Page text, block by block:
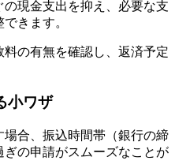
の現金支出を抑え、必要な支
きます。
料の有無を確認し、返済予定
小ワザ
場合、振込時間帯（銀行の締
の申請がスムーズなことが